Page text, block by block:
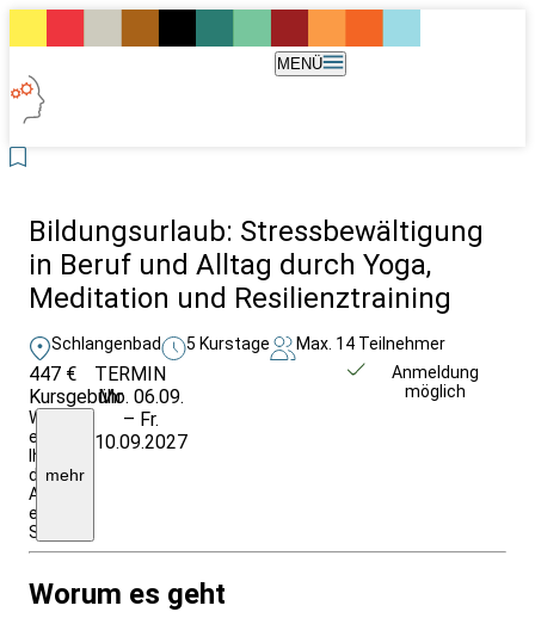
MENÜ
Bildungsurlaub: Stressbewältigung
in Beruf und Alltag durch Yoga,
Meditation und Resilienztraining
Schlangenbad 5 Kurstage Max. 14 Teilnehmer
447 €
Kursgebühr
Wir
empfehlen
Ihnen
den
Abschluss
einer
Seminarversicherung
mehr
TERMIN
Mo. 06.09.
– Fr.
10.09.2027
Anmeldung
möglich
Worum es geht